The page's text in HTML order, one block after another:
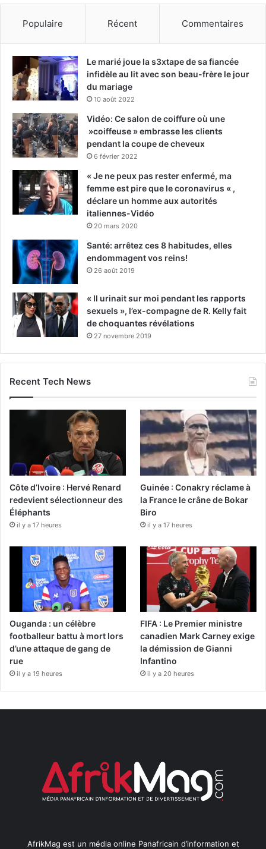
Populaire Récent Commentaires
Le marié joue la s3xtape de sa fiancée
infidèle au lit avec son beau-frère le jour
du mariage
10 août 2022
Vidéo: Ce salon de coiffure où une
»coiffeuse » embrasse les clients
pendant la coupe de cheveux
6 février 2022
« Je ne peux pas rester enfermé, ma
femme est pire que le coronavirus « ,
déclare un homme aux autorités
italiennes-Vidéo
20 mars 2020
Santé: arrêtez ces 8 habitudes, elles
endommagent vos reins!
26 août 2019
« Il urinait sur moi pendant les rapports
sexuels », l’ex-compagne de R. Kelly fait
de choquantes révélations
27 novembre 2019
Recent Tech News
Côte d’Ivoire : Hervé Renard
redevient sélectionneur des
Éléphants
il y a 17 heures
Guinée : Conakry réclame à
la France le crâne de Bokar
Biro
il y a 17 heures
Ouganda : un célèbre
footballeur battu à mort lors
d’une attaque de gang de
rue
il y a 19 heures
FIFA : Le Premier ministre
canadien Mark Carney exige
la démission de Gianni
Infantino
il y a 20 heures
AfrikMag est un média online Panafricain d’information et